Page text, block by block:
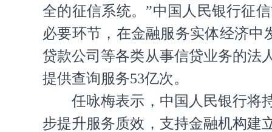
全的征信系统。”中国人民银行征
必要环节，在金融服务实体经济中
贷款公司等各类从事信贷业务的法
提供查询服务53亿次。
任咏梅表示，中国人民银行将
步提升服务质效，支持金融机构建